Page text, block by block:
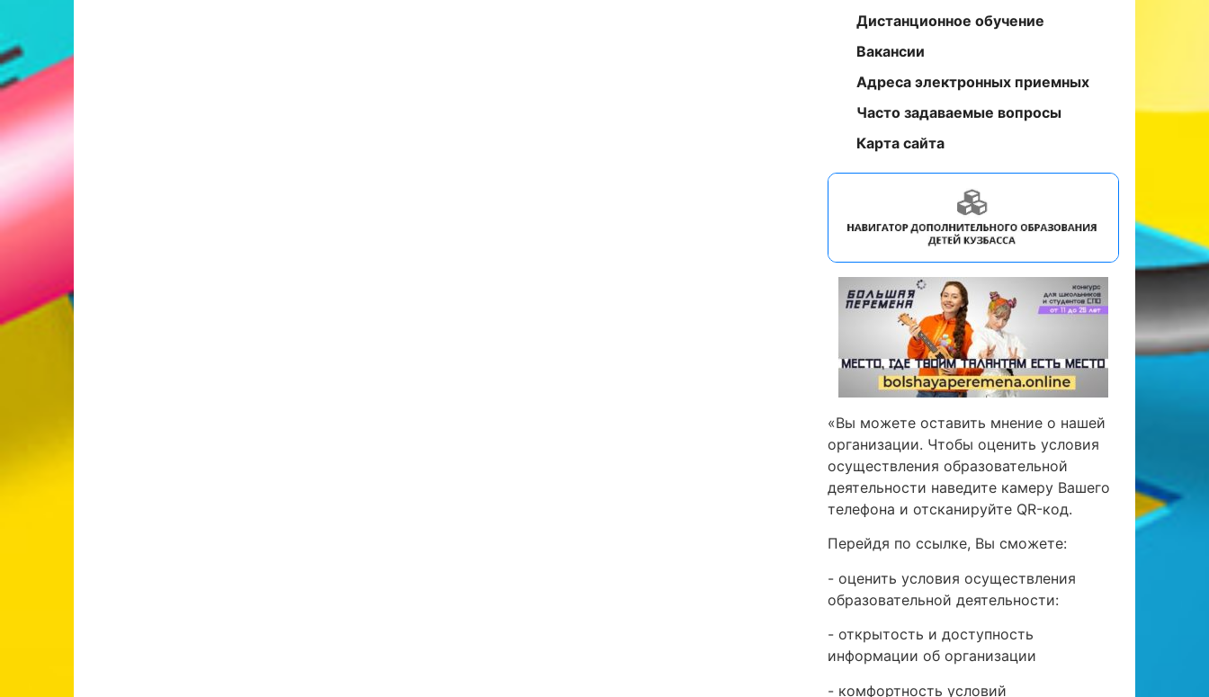
Дистанционное обучение
Вакансии
Адреса электронных приемных
Часто задаваемые вопросы
Карта сайта
«Вы можете оставить мнение о нашей
организации. Чтобы оценить условия
осуществления образовательной
деятельности наведите камеру Вашего
телефона и отсканируйте QR-код.
Перейдя по ссылке, Вы сможете:
- оценить условия осуществления
образовательной деятельности:
- открытость и доступность
информации об организации
- комфортность условий